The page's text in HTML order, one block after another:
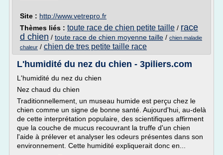
Site : http://www.vetrepro.fr
Thèmes liés : toute race de chien petite taille / race
d chien / toute race de chien moyenne taille / chien maladie
chaleur / chien de tres petite taille race
L'humidité du nez du chien - 3piliers.com
L'humidité du nez du chien
Nez chaud du chien
Traditionnellement, un museau humide est perçu chez le
chien comme un signe de bonne santé. Aujourd'hui, au-delà
de cette interprétation populaire, des scientifiques affirment
que la couche de mucus recouvrant la truffe d'un chien
l'aide à prélever et analyser les odeurs présentes dans son
environnement. Cette humidité expliquerait donc en...